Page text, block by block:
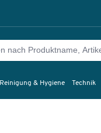
Reinigung & Hygiene Technik